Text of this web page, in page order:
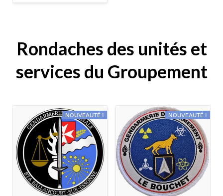
Rondaches des unités et
services du Groupement
NOUVEAUTÉ ! NOUVEAUTÉ !